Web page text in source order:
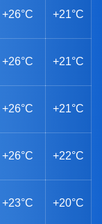
+26°C +21°C
+26°C +21°C
+26°C +21°C
+26°C +22°C
+23°C +20°C